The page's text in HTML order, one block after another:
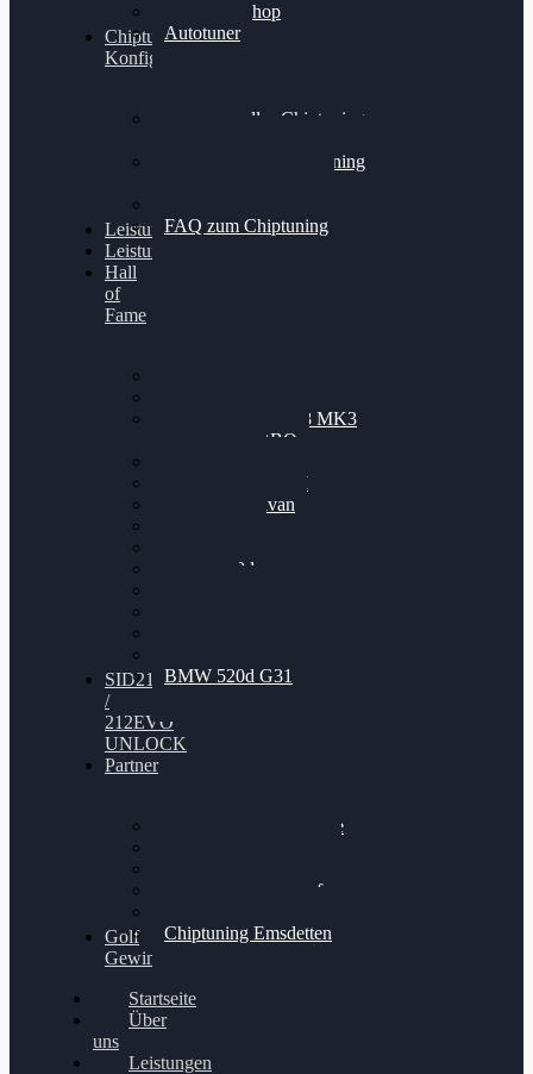
Alientech Shop
Autotuner
Chiptuning
Konfigurator
Professionelles Chiptuning
Professionelles Chiptuning
FAQ zum Chiptuning
Leistungsmessung
Leistungsprüfstand
Hall
of
Fame
Nissan GT-R35 3.8 MK3
V6 TWINTURBO
VW Passat 2.0TDI
VW T6 Multivan
BMW 120d
BMW 520d G31
SID212
/
212EVO
UNLOCK
Partner
Bilgenroth Performance
Chiptuning Schüttorf
Chiptuning Emsdetten
Golf
Gewinnspiel
Startseite
Über
uns
Leistungen